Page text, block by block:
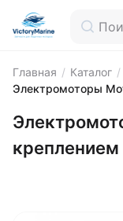
Главная / Каталог /
Электромоторы
креплением